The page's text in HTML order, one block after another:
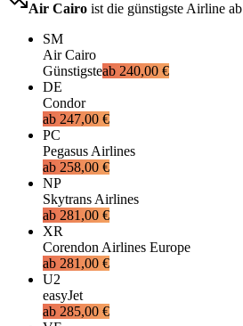
Air Cairo ist die günstigste Airline ab
SM
Air Cairo
Günstigsteab 240,00 €
DE
Condor
ab 247,00 €
PC
Pegasus Airlines
ab 258,00 €
NP
Skytrans Airlines
ab 281,00 €
XR
Corendon Airlines Europe
ab 281,00 €
U2
easyJet
ab 285,00 €